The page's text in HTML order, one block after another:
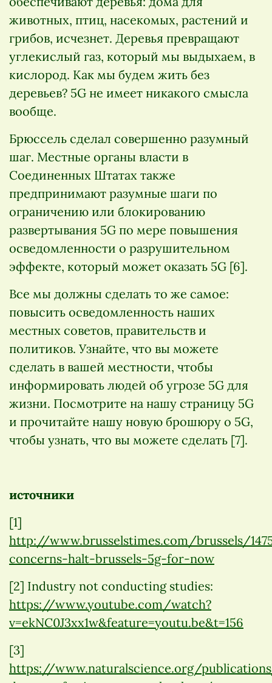
животных, птиц, насекомых, растений и
грибов, исчезнет. Деревья превращают
углекислый газ, который мы выдыхаем, в
кислород. Как мы будем жить без
деревьев? 5G не имеет никакого смысла
вообще.
Брюссель сделал совершенно разумный
шаг. Местные органы власти в
Соединенных Штатах также
предпринимают разумные шаги по
ограничению или блокированию
развертывания 5G по мере повышения
осведомленности о разрушительном
эффекте, который может оказать 5G [6].
Все мы должны сделать то же самое:
повысить осведомленность наших
местных советов, правительств и
политиков. Узнайте, что вы можете
сделать в вашей местности, чтобы
информировать людей об угрозе 5G для
жизни. Посмотрите на нашу страницу 5G
и прочитайте нашу новую брошюру о 5G,
чтобы узнать, что вы можете сделать [7].
источники
[1]
http://www.brusselstimes.com/brussels/
concerns-halt-brussels-5g-for-now
[2] Industry not conducting studies:
https://www.youtube.com/watch?
v=ekNC0J3xx1w&feature=youtu.be&t=156
[3]
https://www.naturalscience.org/